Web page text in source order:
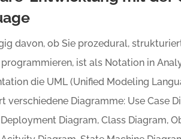
davon, ob Sie prozedural,
ist als Notation in
die UML (Unified Modeling
verschiedene Diagramme: Use Case
Deployment Diagram, Class Diagram,